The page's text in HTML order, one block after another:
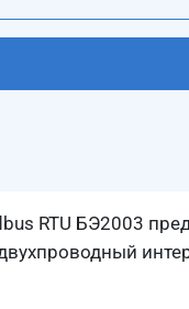
RTU БЭ2003